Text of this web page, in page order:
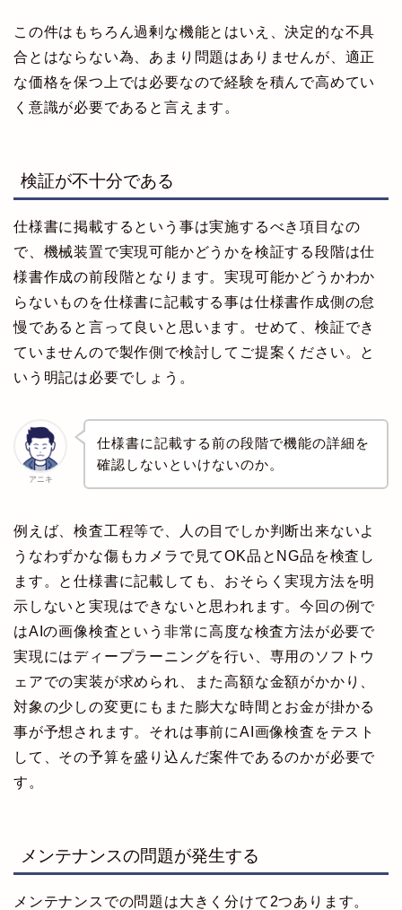
この件はもちろん過剰な機能とはいえ、決定的な不具
合とはならない為、あまり問題はありませんが、適正
な価格を保つ上では必要なので経験を積んで高めてい
く意識が必要であると言えます。
検証が不十分である
仕様書に掲載するという事は実施するべき項目なの
で、機械装置で実現可能かどうかを検証する段階は仕
様書作成の前段階となります。実現可能かどうかわか
らないものを仕様書に記載する事は仕様書作成側の怠
慢であると言って良いと思います。せめて、検証でき
ていませんので製作側で検討してご提案ください。と
いう明記は必要でしょう。
アニキ
仕様書に記載する前の段階で機能の詳細を
確認しないといけないのか。
例えば、検査工程等で、人の目でしか判断出来ないよ
うなわずかな傷もカメラで見てOK品とNG品を検査し
ます。と仕様書に記載しても、おそらく実現方法を明
示しないと実現はできないと思われます。今回の例で
はAIの画像検査という非常に高度な検査方法が必要で
実現にはディープラーニングを行い、専用のソフトウ
ェアでの実装が求められ、また高額な金額がかかり、
対象の少しの変更にもまた膨大な時間とお金が掛かる
事が予想されます。それは事前にAI画像検査をテスト
して、その予算を盛り込んだ案件であるのかが必要で
す。
メンテナンスの問題が発生する
メンテナンスでの問題は大きく分けて2つあります。